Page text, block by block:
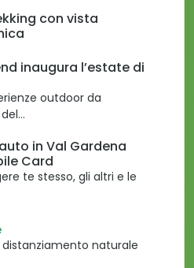
con vista
inaugura l’estate di
outdoor da
in Val Gardena
Card
te stesso, gli altri e le
naturale